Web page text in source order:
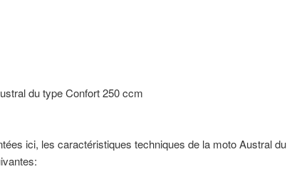
ici, les caractéristiques techniques de la moto Austral du